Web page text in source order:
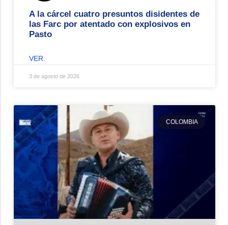
A la cárcel cuatro presuntos disidentes de
las Farc por atentado con explosivos en
Pasto
VER.
3 de agosto de 2026
COLOMBIA